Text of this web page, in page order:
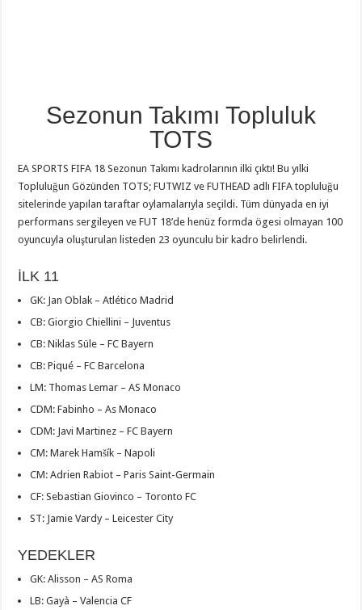
Sezonun Takımı Topluluk
TOTS
EA SPORTS FIFA 18 Sezonun Takımı kadrolarının ilki çıktı! Bu yılki
Topluluğun Gözünden TOTS; FUTWIZ ve FUTHEAD adlı FIFA topluluğu
sitelerinde yapılan taraftar oylamalarıyla seçildi. Tüm dünyada en iyi
performans sergileyen ve FUT 18’de henüz formda ögesi olmayan 100
oyuncuyla oluşturulan listeden 23 oyunculu bir kadro belirlendi.
İLK 11
GK: Jan Oblak – Atlético Madrid
CB: Giorgio Chiellini – Juventus
CB: Niklas Süle – FC Bayern
CB: Piqué – FC Barcelona
LM: Thomas Lemar – AS Monaco
CDM: Fabinho – As Monaco
CDM: Javi Martinez – FC Bayern
CM: Marek Hamšík – Napoli
CM: Adrien Rabiot – Paris Saint-Germain
CF: Sebastian Giovinco – Toronto FC
ST: Jamie Vardy – Leicester City
YEDEKLER
GK: Alisson – AS Roma
LB: Gayà – Valencia CF